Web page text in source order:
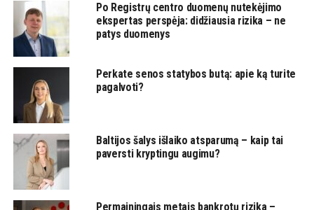
Po Registrų centro duomenų nutekėjimo
ekspertas perspėja: didžiausia rizika – ne
patys duomenys
Perkate senos statybos butą: apie ką turite
pagalvoti?
Baltijos šalys išlaiko atsparumą – kaip tai
paversti kryptingu augimu?
Permainingais metais bankrotų rizika –